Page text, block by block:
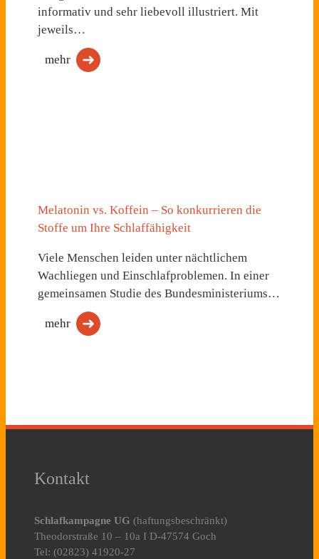
informativ und sehr liebevoll illustriert. Mit
jeweils…
mehr
Melatonin vs. Koffein – So konkurrieren die
Stoffe um Ihre Schlaffähigkeit
Viele Menschen leiden unter nächtlichem
Wachliegen und Einschlafproblemen. In einer
gemeinsamen Studie des Bundesministeriums…
mehr
Kontakt
Schlafkampagne UG (haftungsbeschränkt)
Theodorstraße 10 – 10a I D-47574 Goch
Tel: (02823) 41920-27